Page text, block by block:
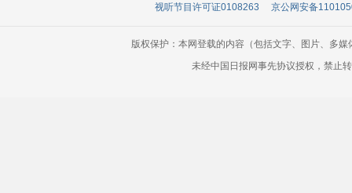
视听节目许可证0108263
京公网安备
版权保护：本网登载的内容（包括文字、图片、多
未经中国日报网事先协议授权，禁止